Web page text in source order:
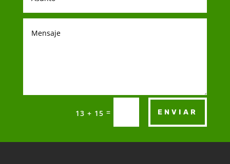
13 + 15 = ENVIAR